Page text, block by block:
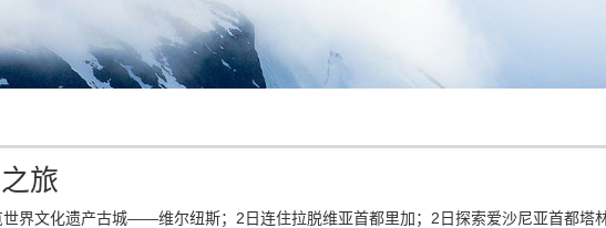
旅
界文化遗产古城——维尔纽斯；2日连住拉脱维亚首都里加；2日探索爱沙尼亚首都塔